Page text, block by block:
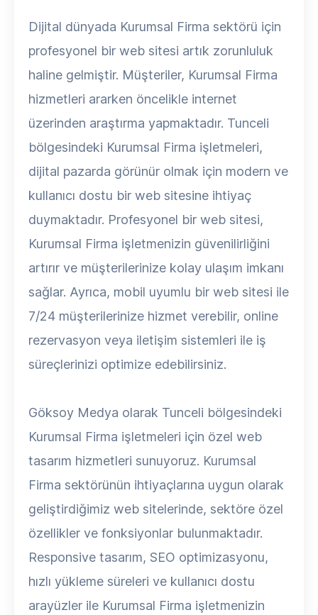
Dijital dünyada Kurumsal Firma sektörü için
profesyonel bir web sitesi artık zorunluluk
haline gelmiştir. Müşteriler, Kurumsal Firma
hizmetleri ararken öncelikle internet
üzerinden araştırma yapmaktadır. Tunceli
bölgesindeki Kurumsal Firma işletmeleri,
dijital pazarda görünür olmak için modern ve
kullanıcı dostu bir web sitesine ihtiyaç
duymaktadır. Profesyonel bir web sitesi,
Kurumsal Firma işletmenizin güvenilirliğini
artırır ve müşterilerinize kolay ulaşım imkanı
sağlar. Ayrıca, mobil uyumlu bir web sitesi ile
7/24 müşterilerinize hizmet verebilir, online
rezervasyon veya iletişim sistemleri ile iş
süreçlerinizi optimize edebilirsiniz.
Göksoy Medya olarak Tunceli bölgesindeki
Kurumsal Firma işletmeleri için özel web
tasarım hizmetleri sunuyoruz. Kurumsal
Firma sektörünün ihtiyaçlarına uygun olarak
geliştirdiğimiz web sitelerinde, sektöre özel
özellikler ve fonksiyonlar bulunmaktadır.
Responsive tasarım, SEO optimizasyonu,
hızlı yükleme süreleri ve kullanıcı dostu
arayüzler ile Kurumsal Firma işletmenizin